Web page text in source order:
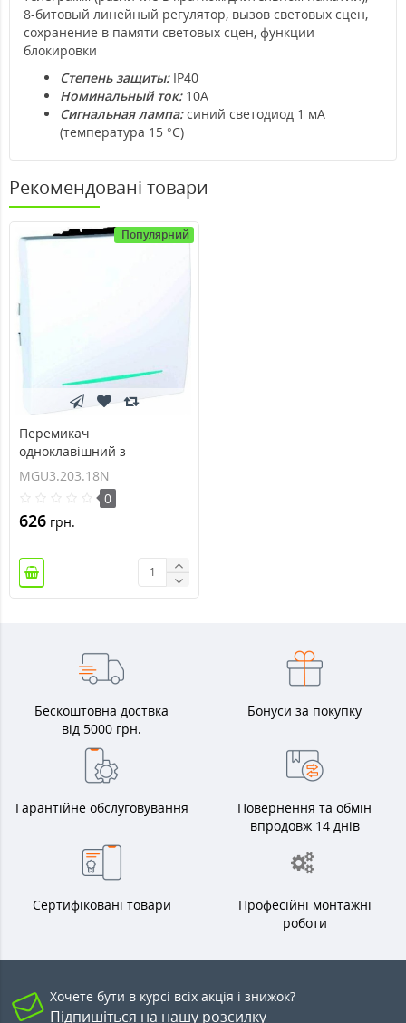
8-битовый линейный регулятор, вызов световых сцен,
сохранение в памяти световых сцен, функции
блокировки
Степень защиты:IP40
Номинальный ток: 10А
Сигнальная лампа:синий светодиод 1 мА
(температура 15 °C)
Рекомендовані товари
Популярний
Перемикач
одноклавішний з
індикаційним
підсвічуванням Unica 10А
MGU3.203.18N
MGU3.203.18N
0
626 грн.
Бескоштовна доствка
від 5000 грн.
Бонуси за покупку
Гарантійне обслуговування
Повернення та обмін
впродовж 14 днів
Сертифіковані товари
Професійні монтажні
роботи
Хочете бути в курсі всіх акція і знижок?
Підпишіться на нашу розсилку